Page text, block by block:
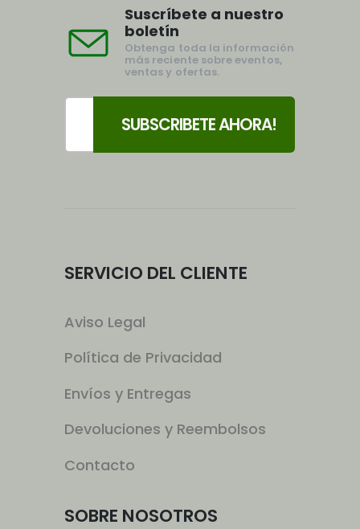
Suscríbete a nuestro
boletín
Obtenga toda la información
más reciente sobre eventos,
ventas y ofertas.
SERVICIO DEL CLIENTE
Aviso Legal
Política de Privacidad
Envíos y Entregas
Devoluciones y Reembolsos
Contacto
SOBRE NOSOTROS